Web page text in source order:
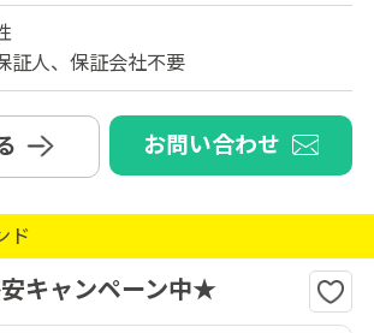
証人、保証会社不要
お問い合わせ
ド
キャンペーン中★